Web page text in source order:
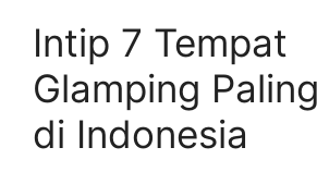
Intip 7 Tempat
Glamping
di Indonesia